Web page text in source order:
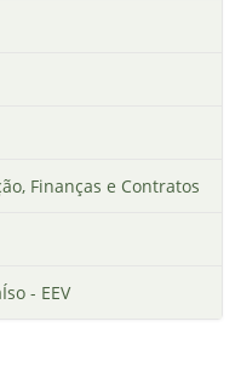
Finanças e Contratos
- EEV